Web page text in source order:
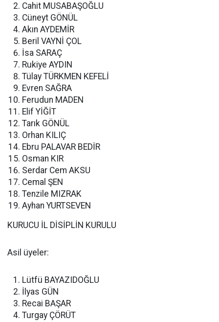
Cahit MUSABAŞOĞLU
Cüneyt GÖNÜL
Akın AYDEMİR
Beril VAYNİ ÇOL
İsa SARAÇ
Rukiye AYDIN
Tülay TÜRKMEN KEFELİ
Evren SAĞRA
Ferudun MADEN
Elif YİĞİT
Tarık GÖNÜL
Orhan KILIÇ
Ebru PALAVAR BEDİR
Osman KIR
Serdar Cem AKSU
Cemal ŞEN
Tenzile MIZRAK
Ayhan YURTSEVEN
KURUCU İL DİSİPLİN KURULU
Asil üyeler:
Lütfü BAYAZIDOĞLU
İlyas GÜN
Recai BAŞAR
Turgay ÇÖRÜT